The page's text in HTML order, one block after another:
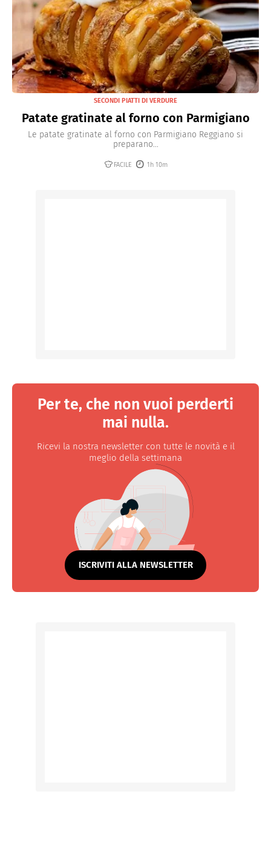
SECONDI PIATTI DI VERDURE
Patate gratinate al forno con Parmigiano
Le patate gratinate al forno con Parmigiano Reggiano si
preparano...
FACILE 1h 10m
Per te, che non vuoi perderti
mai nulla.
Ricevi la nostra newsletter con tutte le novità e il
meglio della settimana
ISCRIVITI ALLA NEWSLETTER